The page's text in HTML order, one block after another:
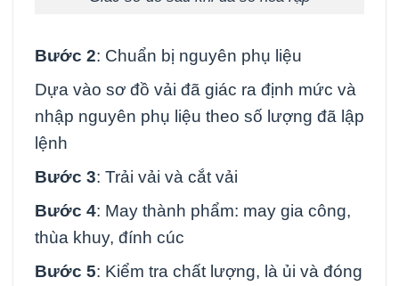
Bước 2: Chuẩn bị nguyên phụ liệu
Dựa vào sơ đồ vải đã giác ra định mức và
nhập nguyên phụ liệu theo số lượng đã lập
lệnh
Bước 3: Trải vải và cắt vải
Bước 4: May thành phẩm: may gia công,
thùa khuy, đính cúc
Bước 5: Kiểm tra chất lượng, là ủi và đóng